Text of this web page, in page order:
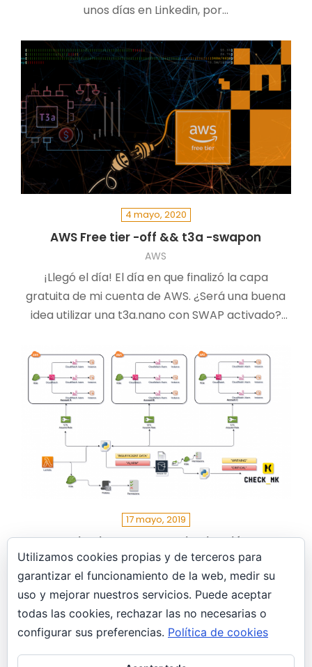
unos días en Linkedin, por…
4 mayo, 2020
AWS Free tier -off && t3a -swapon
AWS
¡Llegó el día! El día en que finalizó la capa
gratuita de mi cuenta de AWS. ¿Será una buena
idea utilizar una t3a.nano con SWAP activado?
17 mayo, 2019
“Monitorizando la monitorización” –
CloudWatch – assume-role y plugin
Check_MK
AWS
En el post de hoy, veremos como implantar un
plugin personalizado en Check_MK, que
monitorizará las alertas de CloudWatch, en un…
Utilizamos cookies propias y de terceros para
garantizar el funcionamiento de la web, medir su
uso y mejorar nuestros servicios. Puede aceptar
todas las cookies, rechazar las no necesarias o
configurar sus preferencias. Política de cookies